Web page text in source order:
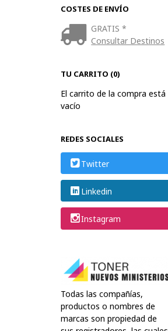
COSTES DE ENVÍO
GRATIS *
Consultar Destinos
TU CARRITO (0)
El carrito de la compra está
vacío
REDES SOCIALES
Twitter
Linkedin
Instagram
Todas las compañías,
productos o nombres de
marcas son propiedad de